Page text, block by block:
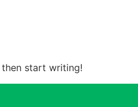
start writing!